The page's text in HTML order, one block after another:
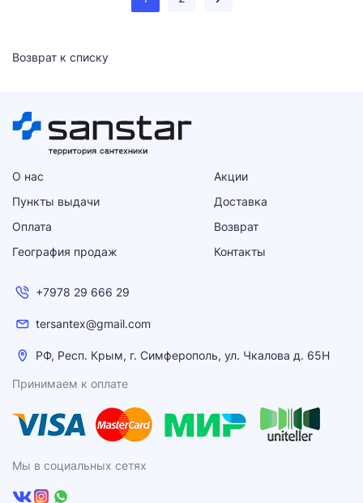
Возврат к списку
О нас
Акции
Пункты выдачи
Доставка
Оплата
Возврат
География продаж
Контакты
+7978 29 666 29
tersantex@gmail.com
РФ, Респ. Крым, г. Симферополь, ул. Чкалова д. 65Н
Принимаем к оплате
Мы в социальных сетях